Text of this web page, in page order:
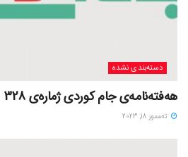
دسته‌بندی نشده
هەفتەنامەی جام کوردی ژمارەی 328
ته‌مموز 18, 2023